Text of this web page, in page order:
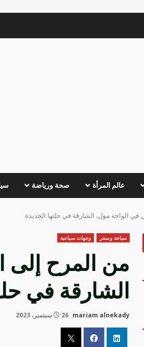
عالم المرأة صحة ورياضة
الواحة مول، الشارقة في حلتها الجديدة
سياحة وسفر وجهات سياحية
من المرح إلى
الشارقة في
mariam alnekady 26 سبتمبر، 2023